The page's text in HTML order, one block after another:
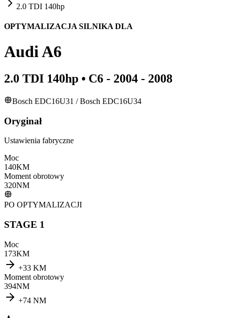
2.0 TDI 140hp
OPTYMALIZACJA SILNIKA DLA
AudiA6
2.0 TDI 140hp • C6 - 2004 - 2008
Bosch EDC16U31 / Bosch EDC16U34
Oryginał
Ustawienia fabryczne
Moc
140KM
Moment obrotowy
320NM
PO OPTYMALIZACJI
STAGE 1
Moc
173KM
+33 KM
Moment obrotowy
394NM
+74 NM